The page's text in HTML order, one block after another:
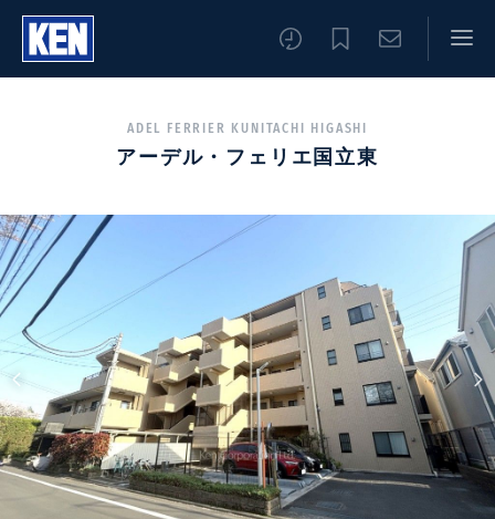
ADEL FERRIER KUNITACHI HIGASHI
アーデル・フェリエ国立東